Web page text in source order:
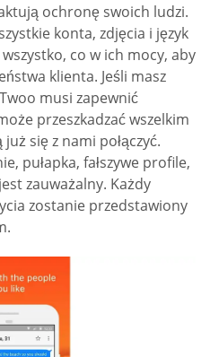
ochronę swoich ludzi.
konta, zdjęcia i język
co w ich mocy, aby
klienta. Jeśli masz
musi zapewnić
przeszkadzać wszelkim
się z nami połączyć.
pułapka, fałszywe profile,
zauważalny. Każdy
zostanie przedstawiony